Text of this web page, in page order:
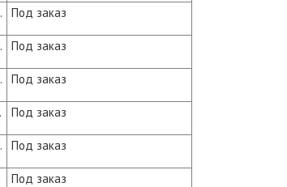
Под заказ
Под заказ
Под заказ
Под заказ
Под заказ
Под заказ